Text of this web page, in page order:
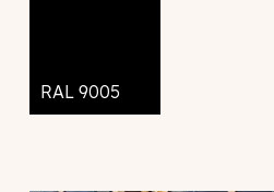
RAL 9005